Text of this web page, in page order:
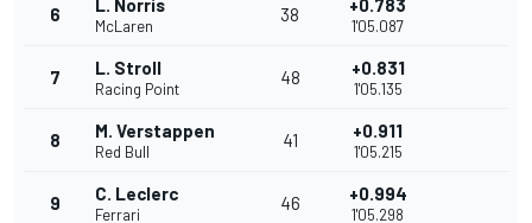
6 L. Norris
McLaren
38 +0.783
1'05.087
7 L. Stroll
Racing Point
48 +0.831
1'05.135
8 M. Verstappen
Red Bull
41 +0.911
1'05.215
9 C. Leclerc
Ferrari
46 +0.994
1'05.298